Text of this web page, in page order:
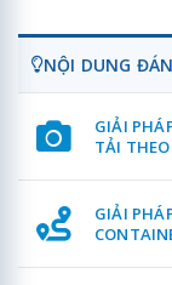
NỘI DUNG
GIẢI
TẢI
GIẢI